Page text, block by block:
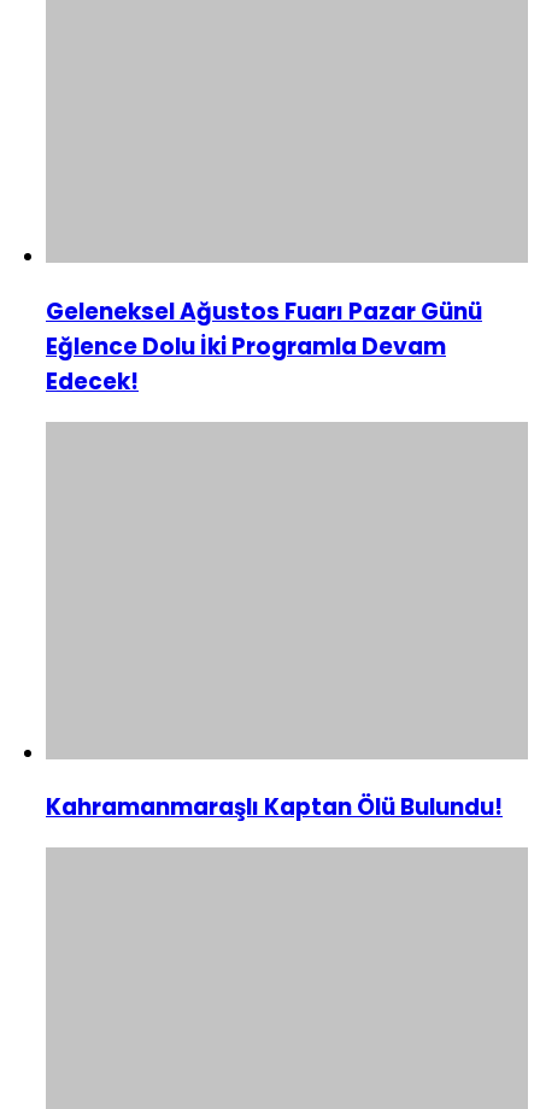
Geleneksel Ağustos Fuarı Pazar Günü
Eğlence Dolu İki Programla Devam
Edecek!
Kahramanmaraşlı Kaptan Ölü Bulundu!